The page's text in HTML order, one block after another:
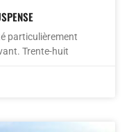
particulièrement
Trente-huit